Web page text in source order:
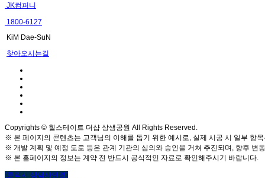
JK컴퍼니
1800-6127
KiM Dae-SuN
찾아오시는길
Copyrights © 힐스테이트 더샵 상생공원 All Rights Reserved.
※ 본 페이지의 콘텐츠는 고객님의 이해를 돕기 위한 예시로, 실제 시공 시 일부 항
※ 개발 계획 및 예정 도로 등은 관계 기관의 심의와 승인을 거쳐 추진되며, 향후 변
※ 본 홈페이지의 정보는 계약 전 반드시 공식적인 자료로 확인해주시기 바랍니다.
(클릭시 상담사연결)